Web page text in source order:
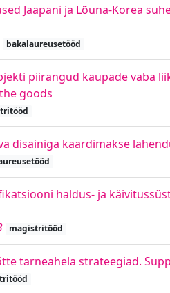
Jaapani ja Lõuna-Korea
bakalaureusetööd
piirangud kaupade vaba
goods
disainiga kaardimakse
haldus- ja
magistritööd
tarneahela strateegiad.